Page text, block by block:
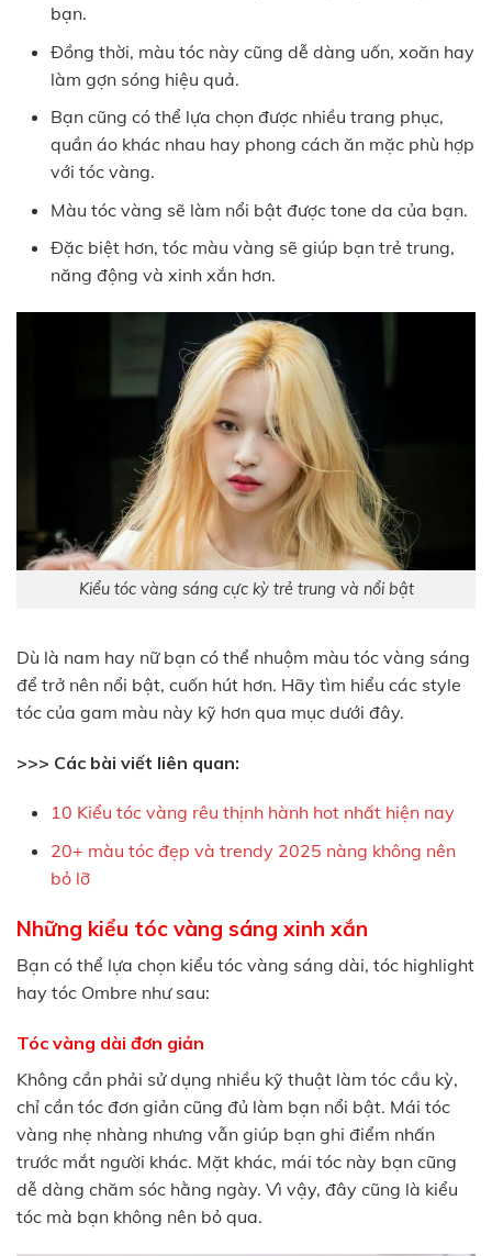
bạn.
Đồng thời, màu tóc này cũng dễ dàng uốn, xoăn hay
làm gợn sóng hiệu quả.
Bạn cũng có thể lựa chọn được nhiều trang phục,
quần áo khác nhau hay phong cách ăn mặc phù hợp
với tóc vàng.
Màu tóc vàng sẽ làm nổi bật được tone da của bạn.
Đặc biệt hơn, tóc màu vàng sẽ giúp bạn trẻ trung,
năng động và xinh xắn hơn.
Kiểu tóc vàng sáng cực kỳ trẻ trung và nổi bật
Dù là nam hay nữ bạn có thể nhuộm màu tóc vàng sáng
để trở nên nổi bật, cuốn hút hơn. Hãy tìm hiểu các style
tóc của gam màu này kỹ hơn qua mục dưới đây.
>>> Các bài viết liên quan:
10 Kiểu tóc vàng rêu thịnh hành hot nhất hiện nay
20+ màu tóc đẹp và trendy 2025 nàng không nên
bỏ lỡ
Những kiểu tóc vàng sáng xinh xắn
Bạn có thể lựa chọn kiểu tóc vàng sáng dài, tóc highlight
hay tóc Ombre như sau:
Tóc vàng dài đơn giản
Không cần phải sử dụng nhiều kỹ thuật làm tóc cầu kỳ,
chỉ cần tóc đơn giản cũng đủ làm bạn nổi bật. Mái tóc
vàng nhẹ nhàng nhưng vẫn giúp bạn ghi điểm nhấn
trước mắt người khác. Mặt khác, mái tóc này bạn cũng
dễ dàng chăm sóc hằng ngày. Vì vậy, đây cũng là kiểu
tóc mà bạn không nên bỏ qua.